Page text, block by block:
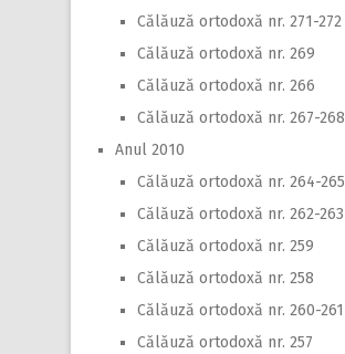
Călăuză ortodoxă nr. 271-272
Călăuză ortodoxă nr. 269
Călăuză ortodoxă nr. 266
Călăuză ortodoxă nr. 267-268
Anul 2010
Călăuză ortodoxă nr. 264-265
Călăuză ortodoxă nr. 262-263
Călăuză ortodoxă nr. 259
Călăuză ortodoxă nr. 258
Călăuză ortodoxă nr. 260-261
Călăuză ortodoxă nr. 257